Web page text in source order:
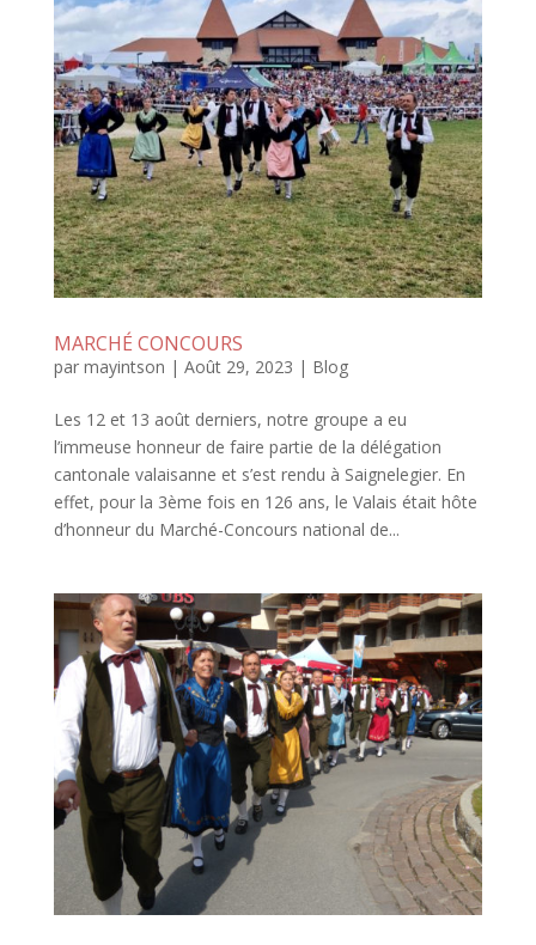
MARCHÉ CONCOURS
par mayintson | Août 29, 2023 | Blog
Les 12 et 13 août derniers, notre groupe a eu
l’immeuse honneur de faire partie de la délégation
cantonale valaisanne et s’est rendu à Saignelegier. En
effet, pour la 3ème fois en 126 ans, le Valais était hôte
d’honneur du Marché-Concours national de...